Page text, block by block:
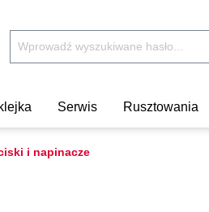
Serwis Rusztowania
i napinacze